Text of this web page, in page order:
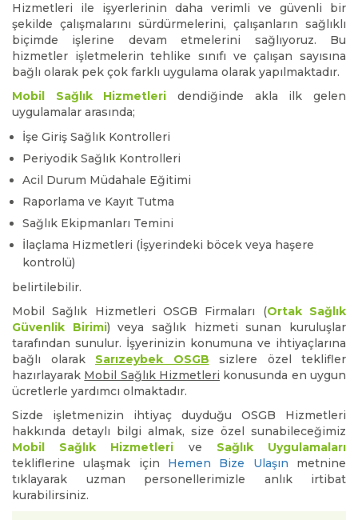
Hizmetleri ile işyerlerinin daha verimli ve güvenli bir
şekilde çalışmalarını sürdürmelerini, çalışanların sağlıklı
biçimde işlerine devam etmelerini sağlıyoruz. Bu
hizmetler işletmelerin tehlike sınıfı ve çalışan sayısına
bağlı olarak pek çok farklı uygulama olarak yapılmaktadır.
Mobil Sağlık Hizmetleri dendiğinde akla ilk gelen
uygulamalar arasında;
İşe Giriş Sağlık Kontrolleri
Periyodik Sağlık Kontrolleri
Acil Durum Müdahale Eğitimi
Raporlama ve Kayıt Tutma
Sağlık Ekipmanları Temini
İlaçlama Hizmetleri (İşyerindeki böcek veya haşere
kontrolü)
belirtilebilir.
Mobil Sağlık Hizmetleri OSGB Firmaları (Ortak Sağlık
Güvenlik Birimi) veya sağlık hizmeti sunan kuruluşlar
tarafından sunulur. İşyerinizin konumuna ve ihtiyaçlarına
bağlı olarak Sarızeybek OSGB sizlere özel teklifler
hazırlayarak Mobil Sağlık Hizmetleri konusunda en uygun
ücretlerle yardımcı olmaktadır.
Sizde işletmenizin ihtiyaç duyduğu OSGB Hizmetleri
hakkında detaylı bilgi almak, size özel sunabileceğimiz
Mobil Sağlık Hizmetleri ve Sağlık Uygulamaları
tekliflerine ulaşmak için Hemen Bize Ulaşın metnine
tıklayarak uzman personellerimizle anlık irtibat
kurabilirsiniz.